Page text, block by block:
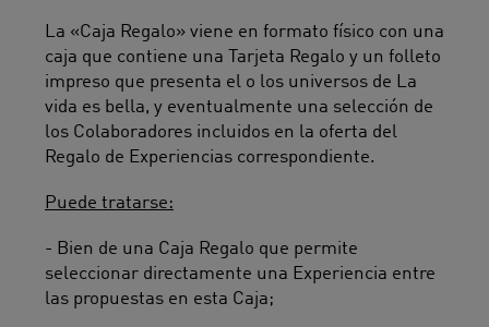
La «Caja Regalo» viene en formato físico con una
caja que contiene una Tarjeta Regalo y un folleto
impreso que presenta el o los universos de La
vida es bella, y eventualmente una selección de
los Colaboradores incluidos en la oferta del
Regalo de Experiencias correspondiente.
Puede tratarse:
- Bien de una Caja Regalo que permite
seleccionar directamente una Experiencia entre
las propuestas en esta Caja;